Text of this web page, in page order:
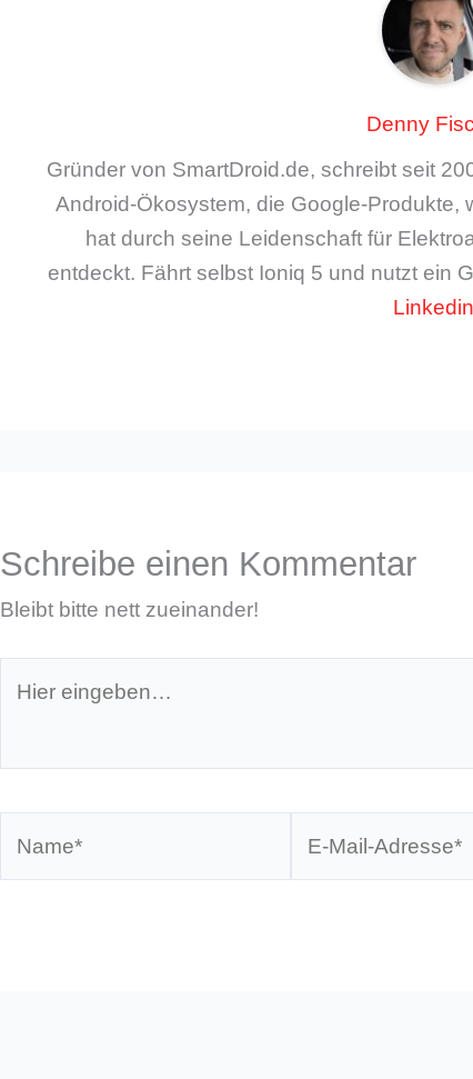
Denny
Gründer von SmartDroid.de, schreibt seit
Android-Ökosystem, die Google-Produkte,
hat durch seine Leidenschaft für
entdeckt. Fährt selbst Ioniq 5 und nutzt ein
Linkedin
Schreibe einen Kommentar
Bleibt bitte nett zueinander!
eingeben…